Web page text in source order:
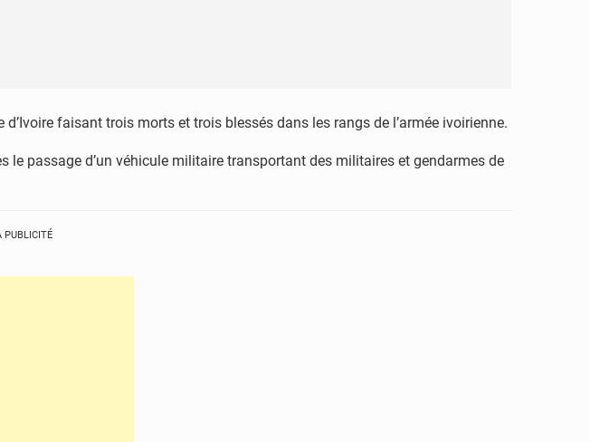
faisant trois morts et trois blessés dans les rangs de l’armée ivoirienne.
le passage d’un véhicule militaire transportant des militaires et gendarmes de
PUBLICITÉ